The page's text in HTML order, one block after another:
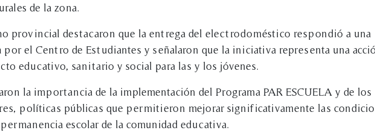
de la zona.
provincial destacaron que la entrega del electrodoméstico respondió a una
el Centro de Estudiantes y señalaron que la iniciativa representa una
educativo, sanitario y social para las y los jóvenes.
la importancia de la implementación del Programa PAR ESCUELA y de los
políticas públicas que permitieron mejorar significativamente las
escolar de la comunidad educativa.